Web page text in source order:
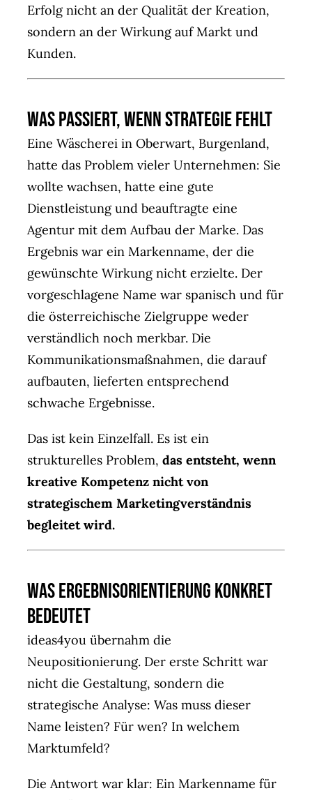
Erfolg nicht an der Qualität der Kreation,
sondern an der Wirkung auf Markt und
Kunden.
Was passiert, wenn Strategie fehlt
Eine Wäscherei in Oberwart, Burgenland,
hatte das Problem vieler Unternehmen: Sie
wollte wachsen, hatte eine gute
Dienstleistung und beauftragte eine
Agentur mit dem Aufbau der Marke. Das
Ergebnis war ein Markenname, der die
gewünschte Wirkung nicht erzielte. Der
vorgeschlagene Name war spanisch und für
die österreichische Zielgruppe weder
verständlich noch merkbar. Die
Kommunikationsmaßnahmen, die darauf
aufbauten, lieferten entsprechend
schwache Ergebnisse.
Das ist kein Einzelfall. Es ist ein
strukturelles Problem, das entsteht, wenn
kreative Kompetenz nicht von
strategischem Marketingverständnis
begleitet wird.
Was Ergebnisorientierung konkret
bedeutet
ideas4you übernahm die
Neupositionierung. Der erste Schritt war
nicht die Gestaltung, sondern die
strategische Analyse: Was muss dieser
Name leisten? Für wen? In welchem
Marktumfeld?
Die Antwort war klar: Ein Markenname für